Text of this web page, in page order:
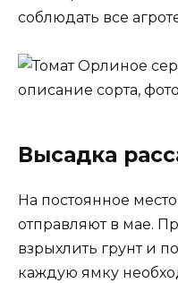
соблюдать все
Высадка
На постоянное
отправляют в мае.
взрыхлить грунт и
каждую ямку